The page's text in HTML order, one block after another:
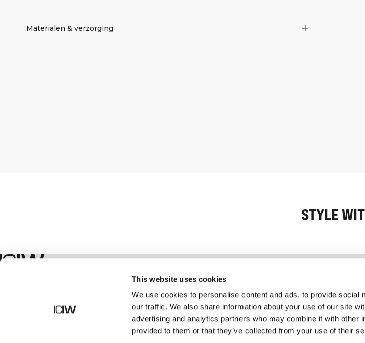
This website uses cookies
We use cookies to personalise content and ads, to provide social
our traffic. We also share information about your use of our site
advertising and analytics partners who may combine it with other
provided to them or that they’ve collected from your use of their
Materialen & verzorging
STYLE